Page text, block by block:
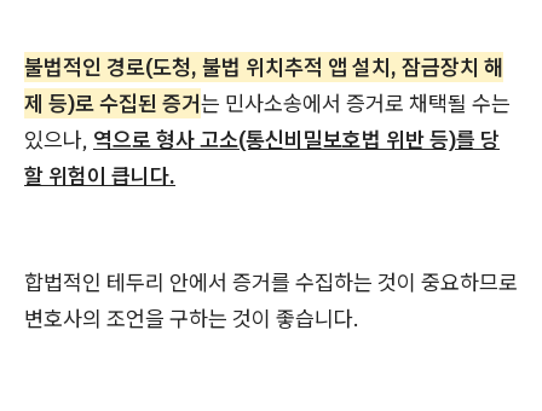
불법적인 경로(도청, 불법 위치추적 앱 설치, 잠금장치 해
제 등)로 수집된 증거는 민사소송에서 증거로 채택될 수는
있으나, 역으로 형사 고소(통신비밀보호법 위반 등)를 당
할 위험이 큽니다.
합법적인 테두리 안에서 증거를 수집하는 것이 중요하므로
변호사의 조언을 구하는 것이 좋습니다.